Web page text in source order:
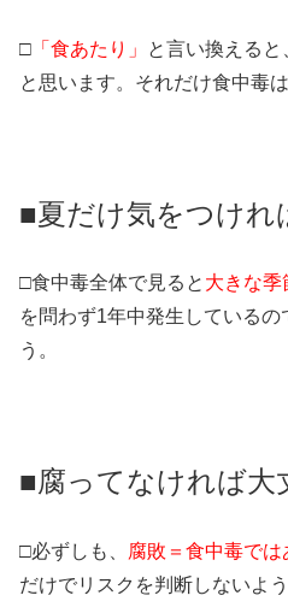
□ 「食あたり」
と言い換える
と思います。それだけ食中毒
■夏だけ気をつけれ
□食中毒全体で見ると 大きな季
を問わず1年中発生しているの
う。
■腐ってなければ大
□必ずしも、 腐敗＝食中毒では
だけでリスクを判断しないよ